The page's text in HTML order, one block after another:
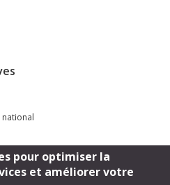
pour optimiser la
et améliorer votre